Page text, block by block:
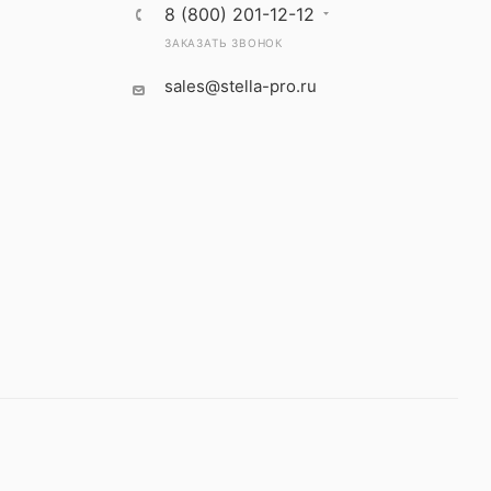
8 (800) 201-12-12
ЗАКАЗАТЬ ЗВОНОК
sales@stella-pro.ru